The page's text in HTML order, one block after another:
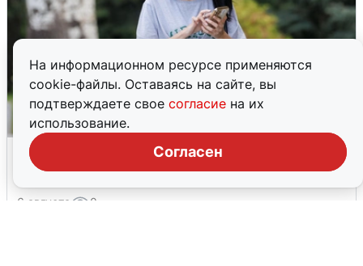
На информационном ресурсе применяются
cookie-файлы. Оставаясь на сайте, вы
подтверждаете свое согласие на их
использование.
Согласен
Волгоградцы остались без
мобильного интернета
6 августа 0